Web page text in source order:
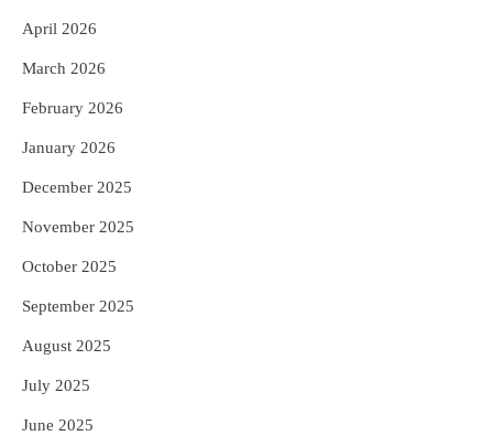
5
April 2026
March 2026
February 2026
January 2026
December 2025
November 2025
October 2025
September 2025
August 2025
July 2025
June 2025